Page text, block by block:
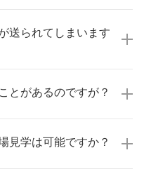
して転職に成功した方
合った職場を選ばれて
送られてしまいます
とはありません！
ただいた上で、転職希
とがあるのですが？
制度など、どんな小さ
見学は可能ですか？